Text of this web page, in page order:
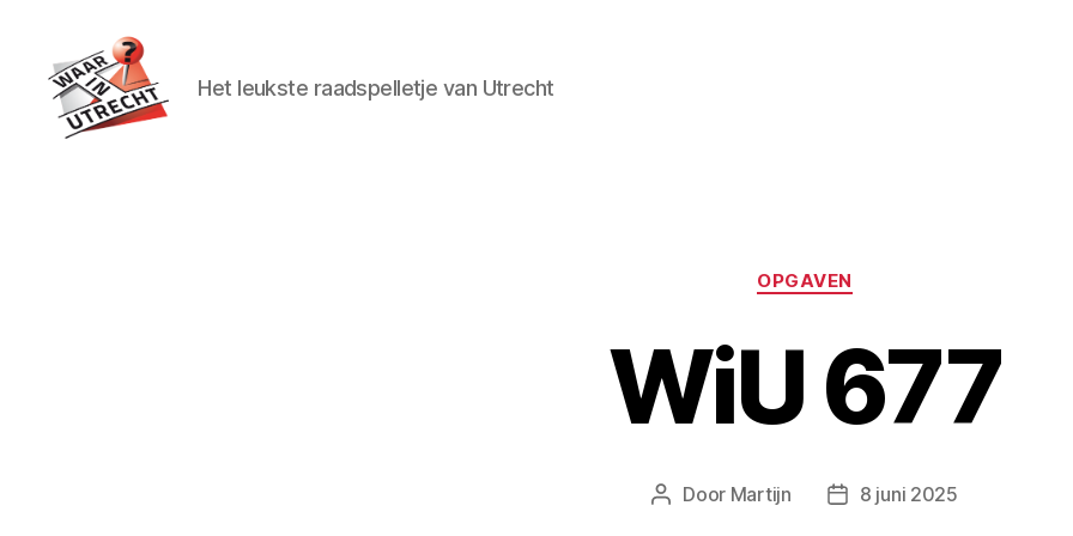
Het leukste raadspelletje van Utrecht
Categorieën
OPGAVEN
WiU 677
Berichtauteur
Door Martijn Berichtdatum
8 juni 2025